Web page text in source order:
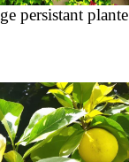
persistant plante